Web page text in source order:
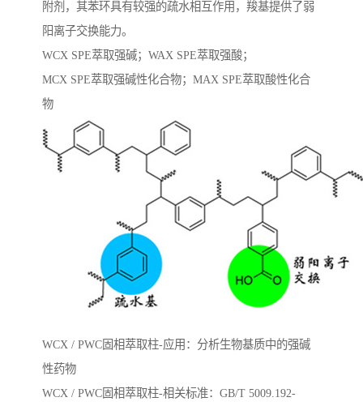
附剂，其苯环具有较强的疏水相互作用，羧基提供了弱
阳离子交换能力。
WCX SPE萃取强碱；WAX SPE萃取强酸；
MCX SPE萃取强碱性化合物；MAX SPE萃取酸性化合
物
WCX / PWC固相萃取柱-应用：分析生物基质中的强碱
性药物
WCX / PWC固相萃取柱-相关标准：GB/T 5009.192-